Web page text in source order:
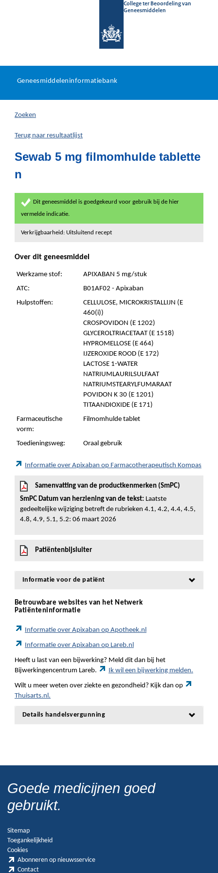
College ter Beoordeling van
Geneesmiddelen
U
hier:
Geneesmiddeleninformatiebank
Zoeken
Terug naar resultaatlijst
Sewab 5 mg filmomhulde tablette
n
Dit geneesmiddel is goedgekeurd voor gebruik bij de hier
vermelde indicatie.
Verkrijgbaarheid: Uitsluitend recept
Over dit geneesmiddel
Werkzame stof:
APIXABAN 5 mg/stuk
ATC:
B01AF02 - Apixaban
Hulpstoffen:
CELLULOSE, MICROKRISTALLIJN (E
460(i))
CROSPOVIDON (E 1202)
GLYCEROLTRIACETAAT (E 1518)
HYPROMELLOSE (E 464)
IJZEROXIDE ROOD (E 172)
LACTOSE 1-WATER
NATRIUMLAURILSULFAAT
NATRIUMSTEARYLFUMARAAT
POVIDON K 30 (E 1201)
TITAANDIOXIDE (E 171)
Farmaceutische
vorm:
Filmomhulde tablet
Toedieningsweg: Oraal gebruik
Informatie over Apixaban op Farmacotherapeutisch Kompas
Samenvatting van de productkenmerken (SmPC)
SmPC Datum van herziening van de tekst: Laatste
gedeeltelijke wijziging betreft de rubrieken 4.1, 4.2, 4.4, 4.5,
4.8, 4.9, 5.1, 5.2: 06 maart 2026
Patiëntenbijsluiter
Informatie voor de patiënt
Betrouwbare websites van het Netwerk
Patiënteninformatie
Informatie over Apixaban op Apotheek.nl
Informatie over Apixaban op Lareb.nl
Heeft u last van een bijwerking? Meld dit dan bij het
Bijwerkingencentrum Lareb.
Ik wil een bijwerking melden.
Wilt u meer weten over ziekte en gezondheid? Kijk dan op
Thuisarts.nl.
Details handelsvergunning
Goede medicijnen goed
gebruikt.
Sitemap
Toegankelijkheid
Cookies
Abonneren op nieuwsservice
Contact